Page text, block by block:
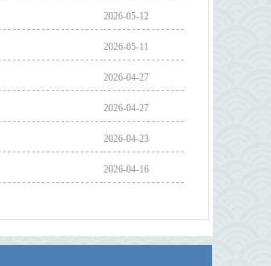
2026-05-12
2026-05-11
2026-04-27
2026-04-27
2026-04-23
2026-04-16